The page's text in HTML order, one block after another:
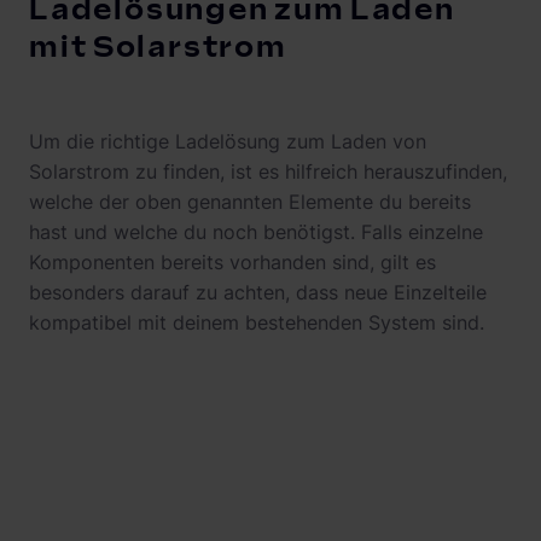
Ladelösungen zum Laden
mit Solarstrom
Um die richtige Ladelösung zum Laden von
Solarstrom zu finden, ist es hilfreich herauszufinden,
welche der oben genannten Elemente du bereits
hast und welche du noch benötigst. Falls einzelne
Komponenten bereits vorhanden sind, gilt es
besonders darauf zu achten, dass neue Einzelteile
kompatibel mit deinem bestehenden System sind.